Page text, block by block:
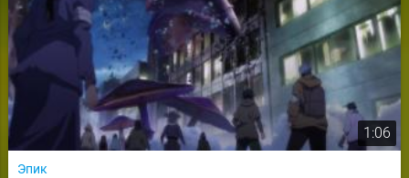
1:06
Эпик